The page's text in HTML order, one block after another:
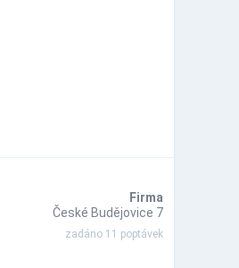
Firma
České Budějovice 7
zadáno 11 poptávek